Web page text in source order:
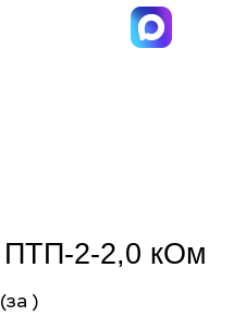
ПТП-2-2,0 кОм
(за )